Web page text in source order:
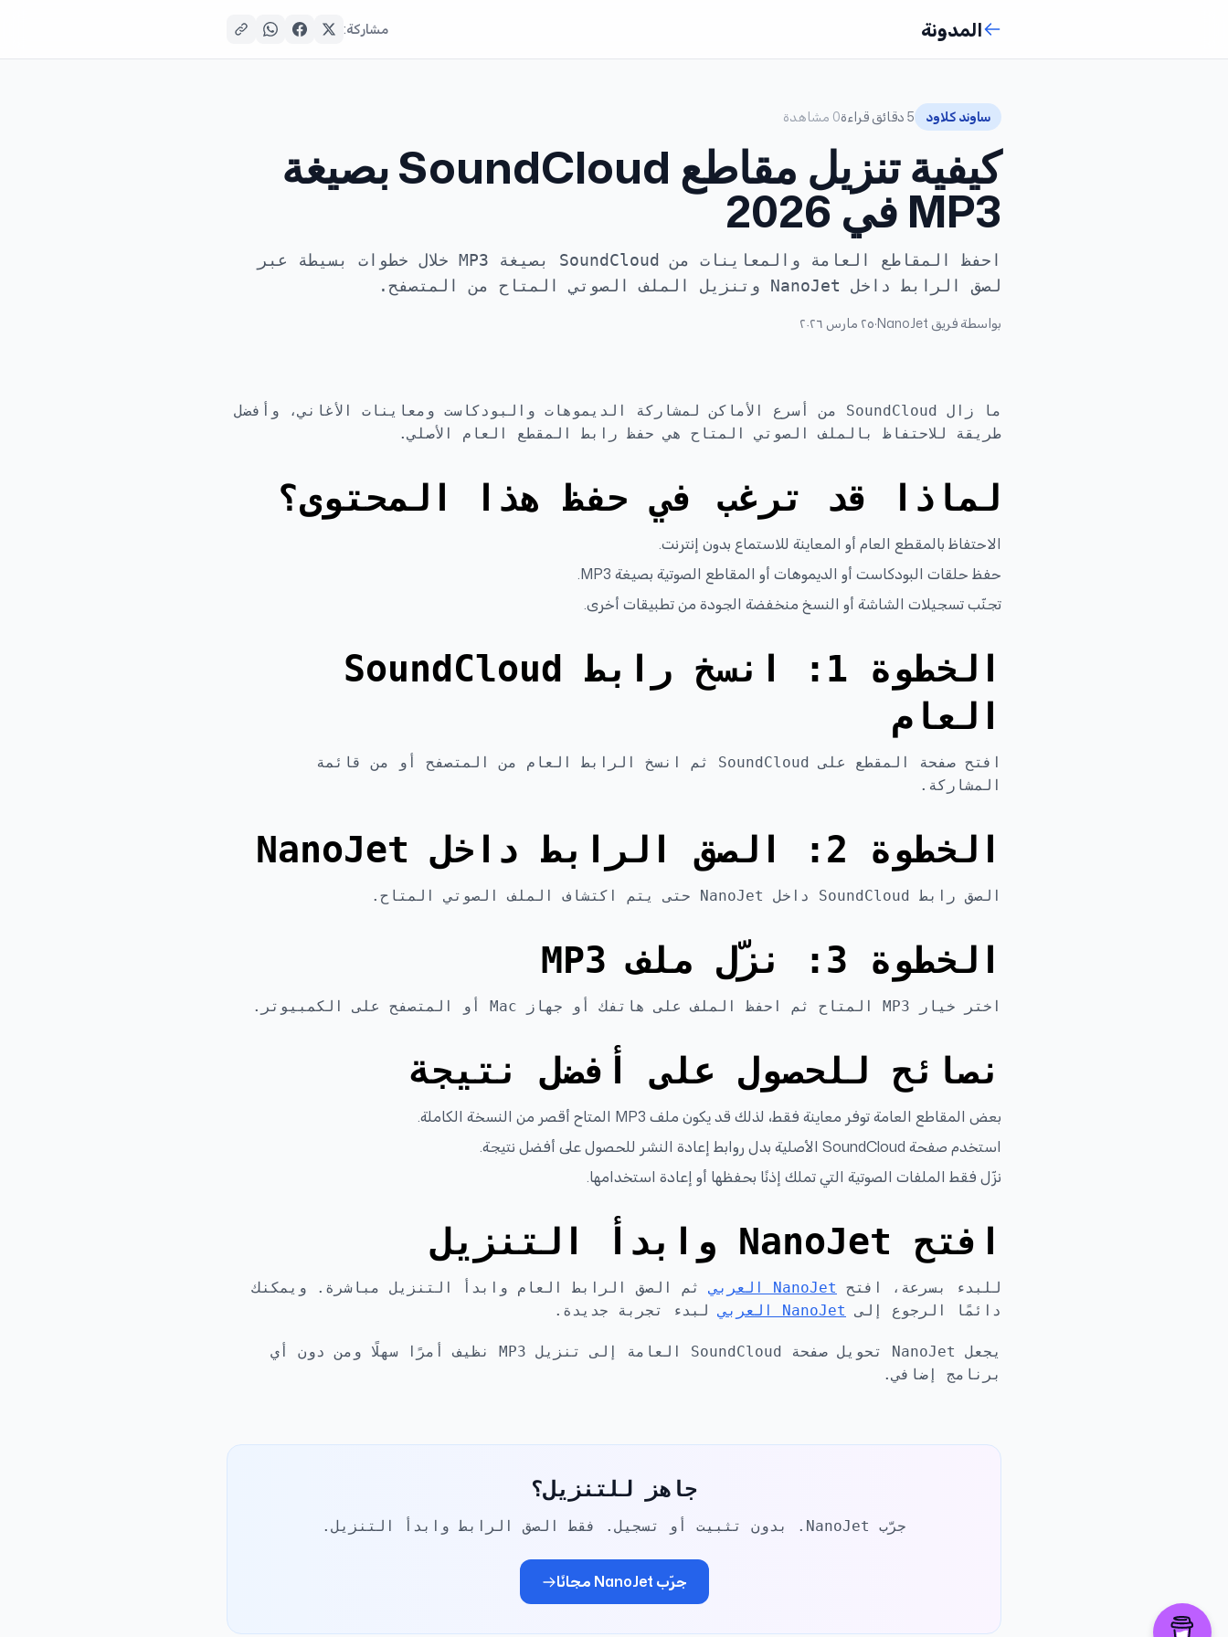
المدونة مشاركة:
ساوند كلاود 5 دقائق قراءة 0 مشاهدة
كيفية تنزيل مقاطع SoundCloud بصيغة
MP3 في 2026
احفظ المقاطع العامة والمعاينات من SoundCloud بصيغة MP3 خلال خطوات بسيطة عبر
لصق الرابط داخل NanoJet وتنزيل الملف الصوتي المتاح من المتصفح.
بواسطة فريق NanoJet ·٢٥ مارس ٢٠٢٦
ما زال SoundCloud من أسرع الأماكن لمشاركة الديموهات والبودكاست ومعاينات الأغاني، وأفضل
طريقة للاحتفاظ بالملف الصوتي المتاح هي حفظ رابط المقطع العام الأصلي.
لماذا قد ترغب في حفظ هذا المحتوى؟
الاحتفاظ بالمقطع العام أو المعاينة للاستماع بدون إنترنت.
حفظ حلقات البودكاست أو الديموهات أو المقاطع الصوتية بصيغة MP3.
تجنّب تسجيلات الشاشة أو النسخ منخفضة الجودة من تطبيقات أخرى.
الخطوة 1: انسخ رابط SoundCloud
العام
افتح صفحة المقطع على SoundCloud ثم انسخ الرابط العام من المتصفح أو من قائمة
المشاركة.
الخطوة 2: الصق الرابط داخل NanoJet
الصق رابط SoundCloud داخل NanoJet حتى يتم اكتشاف الملف الصوتي المتاح.
الخطوة 3: نزّل ملف MP3
اختر خيار MP3 المتاح ثم احفظ الملف على هاتفك أو جهاز Mac أو المتصفح على الكمبيوتر.
نصائح للحصول على أفضل نتيجة
بعض المقاطع العامة توفر معاينة فقط، لذلك قد يكون ملف MP3 المتاح أقصر من النسخة الكاملة.
استخدم صفحة SoundCloud الأصلية بدل روابط إعادة النشر للحصول على أفضل نتيجة.
نزّل فقط الملفات الصوتية التي تملك إذنًا بحفظها أو إعادة استخدامها.
افتح NanoJet وابدأ التنزيل
للبدء بسرعة، افتح NanoJet العربي
ثم الصق الرابط العام وابدأ التنزيل مباشرة. ويمكنك
دائمًا الرجوع إلى NanoJet العربي لبدء تجربة جديدة.
يجعل NanoJet تحويل صفحة SoundCloud العامة إلى تنزيل MP3 نظيف أمرًا سهلًا ومن دون أي
برنامج إضافي.
جاهز للتنزيل؟
جرّب NanoJet. بدون تثبيت أو تسجيل. فقط الصق الرابط وابدأ التنزيل.
جرّب NanoJet مجانًا